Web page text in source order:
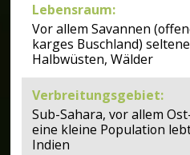
Lebensraum:
Vor allem Savannen
karges Buschland)
Halbwüsten, Wälder
Verbreitungsgebiet:
Sub-Sahara, vor allem
eine kleine Population
Indien